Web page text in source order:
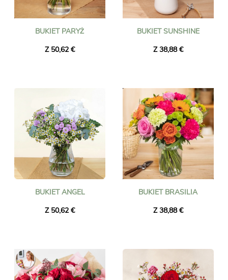
BUKIET PARYŻ
Z 50,62 €
BUKIET SUNSHINE
Z 38,88 €
BUKIET ANGEL
Z 50,62 €
BUKIET BRASILIA
Z 38,88 €